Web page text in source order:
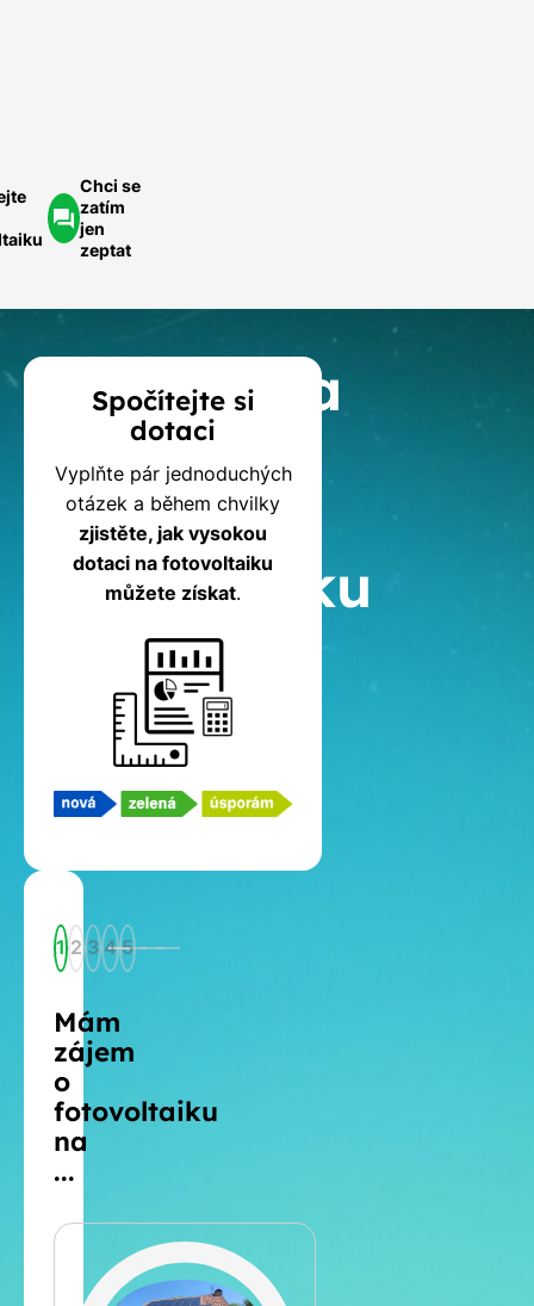
Chci se
zatím
jen
zeptat
Kalkulačka
dotací
na
fotovoltaiku
Spočítejte si
dotaci
Vyplňte pár jednoduchých
otázek a během chvilky
zjistěte, jak vysokou
dotaci na fotovoltaiku
můžete získat.
1 2 3 4 5
Mám
zájem
o
fotovoltaiku
na
...